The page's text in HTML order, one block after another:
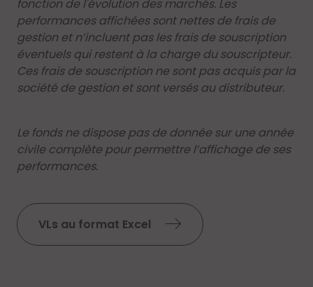
fonction de l'évolution des marchés. Les
performances affichées sont nettes de frais de
gestion et n’incluent pas les frais de souscription
éventuels qui restent à la charge du souscripteur.
Ces frais de souscription ne sont pas acquis par la
société de gestion et sont versés au distributeur.
Le fonds ne dispose pas de donnée sur une année
civile complète pour permettre l’affichage de ses
performances.
VLs au format Excel